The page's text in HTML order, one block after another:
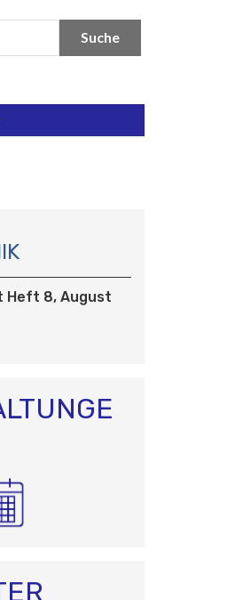
Heft 8, August